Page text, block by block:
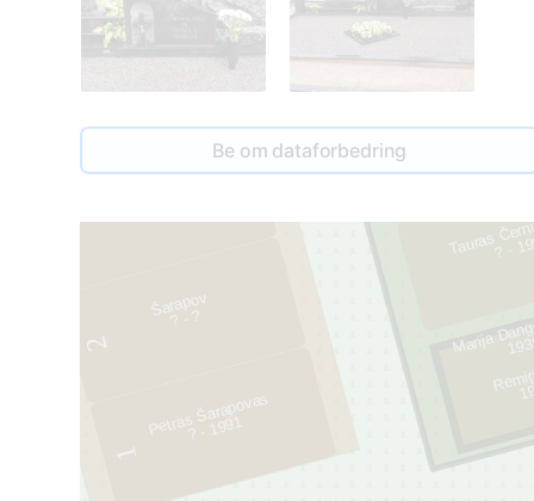
Be om dataforbedring
1
2
Petras Šarapovas
? - 1991
Šarapov
? - ?
Tauras? -
Marija